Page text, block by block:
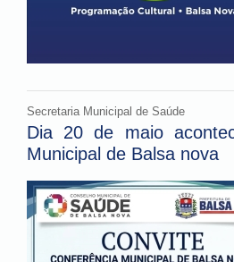
Secretaria Municipal de Saúde
Dia 20 de maio
Municipal de Balsa nova